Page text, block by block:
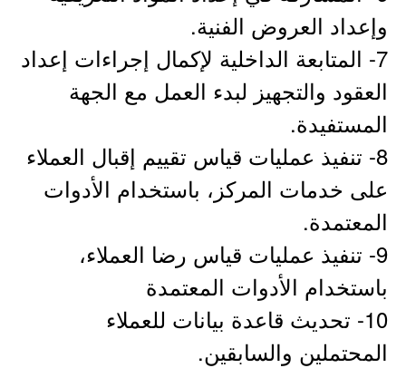
وإعداد العروض الفنية.
7- المتابعة الداخلية لإكمال إجراءات إعداد
العقود والتجهيز لبدء العمل مع الجهة
المستفيدة.
8- تنفيذ عمليات قياس تقييم إقبال العملاء
على خدمات المركز، باستخدام الأدوات
المعتمدة.
9- تنفيذ عمليات قياس رضا العملاء،
باستخدام الأدوات المعتمدة
10- تحديث قاعدة بيانات للعملاء
المحتملين والسابقين.